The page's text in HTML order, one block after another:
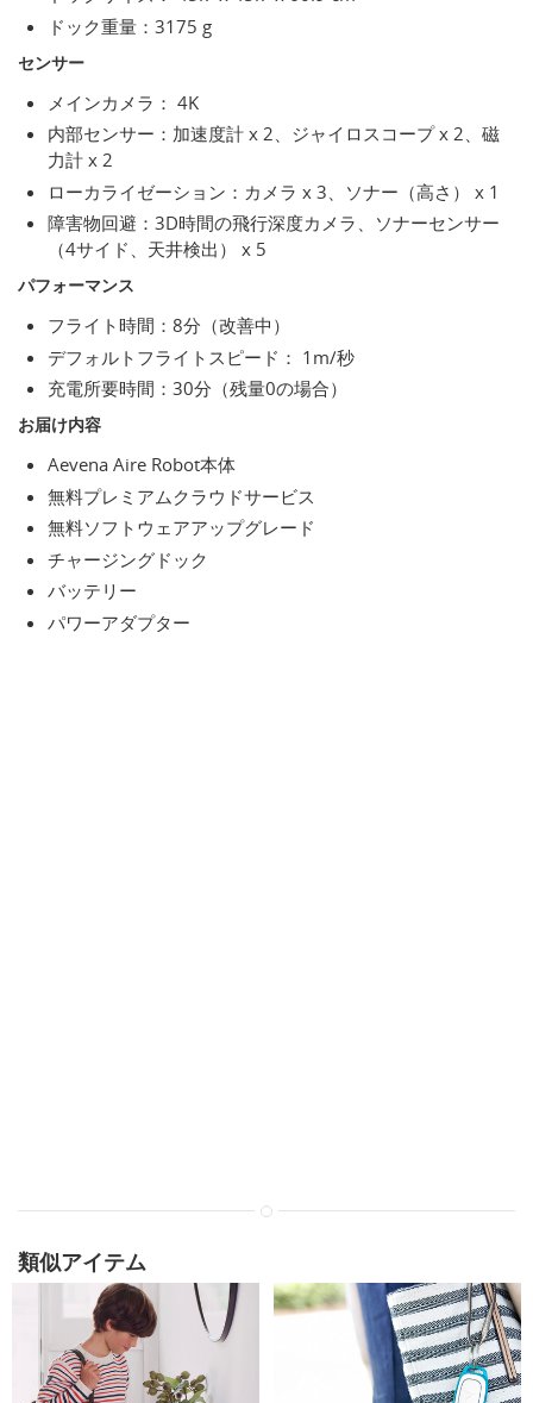
ドック重量：3175 g
センサー
メインカメラ： 4K
内部センサー：加速度計 x 2、ジャイロスコープ x 2、磁
力計 x 2
ローカライゼーション：カメラ x 3、ソナー（高さ） x 1
障害物回避：3D時間の飛行深度カメラ、ソナーセンサー
（4サイド、天井検出） x 5
パフォーマンス
フライト時間：8分（改善中）
デフォルトフライトスピード： 1m/秒
充電所要時間：30分（残量0の場合）
お届け内容
Aevena Aire Robot本体
無料プレミアムクラウドサービス
無料ソフトウェアアップグレード
チャージングドック
バッテリー
パワーアダプター
類似アイテム